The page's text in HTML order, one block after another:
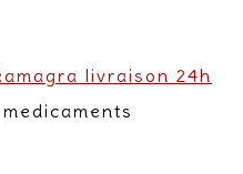
livraison 24h